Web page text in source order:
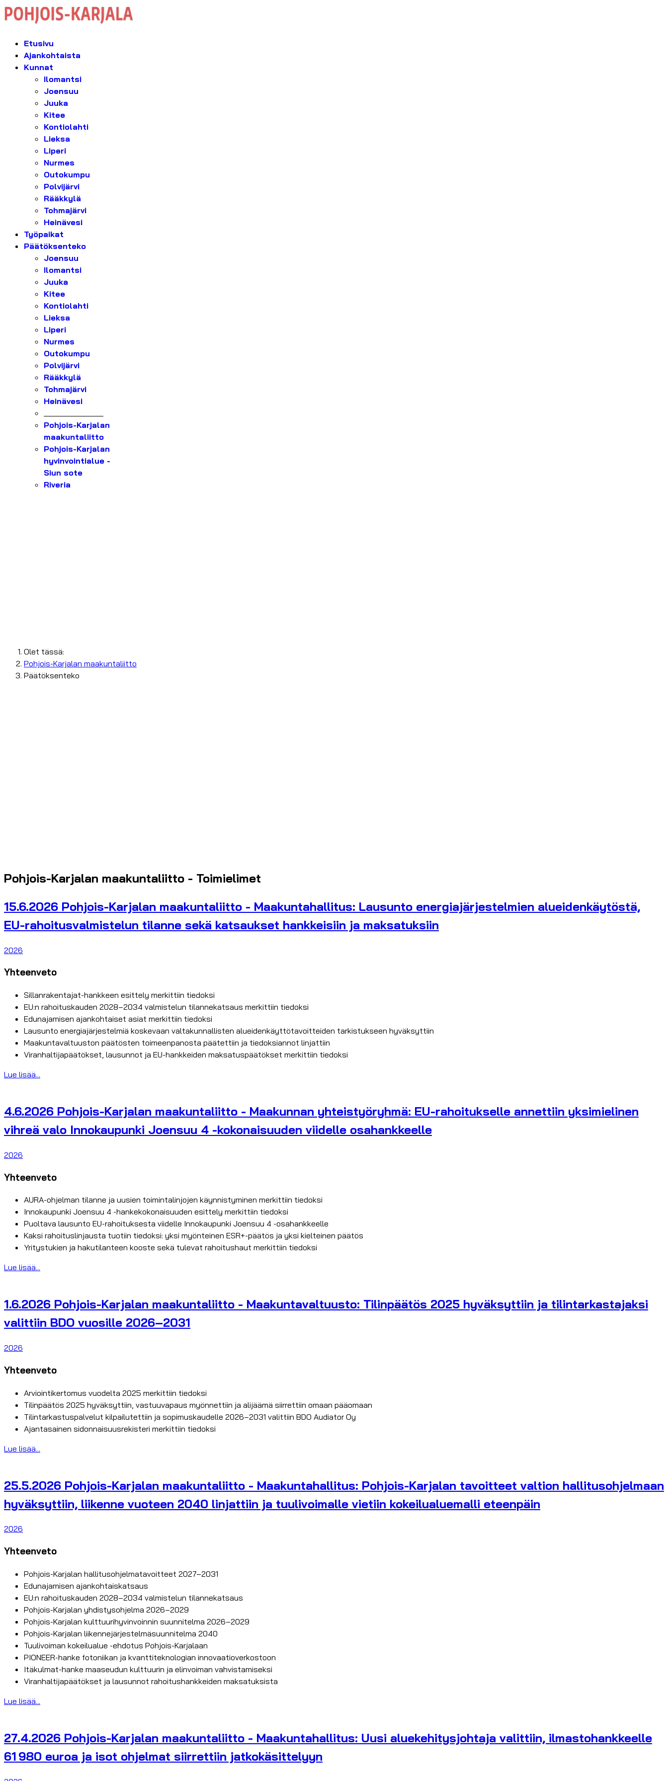
Etusivu
Ajankohtaista
Kunnat
Ilomantsi
Joensuu
Juuka
Kitee
Kontiolahti
Lieksa
Liperi
Nurmes
Outokumpu
Polvijärvi
Rääkkylä
Tohmajärvi
Heinävesi
Työpaikat
Päätöksenteko
Joensuu
Ilomantsi
Juuka
Kitee
Kontiolahti
Lieksa
Liperi
Nurmes
Outokumpu
Polvijärvi
Rääkkylä
Tohmajärvi
Heinävesi
Pohjois-Karjalan
maakuntaliitto
Pohjois-Karjalan
hyvinvointialue -
Siun sote
Riveria
Olet tässä:
Pohjois-Karjalan maakuntaliitto
Päätöksenteko
Pohjois-Karjalan maakuntaliitto - Toimielimet
15.6.2026 Pohjois-Karjalan maakuntaliitto - Maakuntahallitus: Lausunto energiajärjestelmien alueidenkäytöstä,
EU-rahoitusvalmistelun tilanne sekä katsaukset hankkeisiin ja maksatuksiin
2026
Yhteenveto
Sillanrakentajat-hankkeen esittely merkittiin tiedoksi
EU:n rahoituskauden 2028–2034 valmistelun tilannekatsaus merkittiin tiedoksi
Edunajamisen ajankohtaiset asiat merkittiin tiedoksi
Lausunto energiajärjestelmiä koskevaan valtakunnallisten alueidenkäyttötavoitteiden tarkistukseen hyväksyttiin
Maakuntavaltuuston päätösten toimeenpanosta päätettiin ja tiedoksiannot linjattiin
Viranhaltijapäätökset, lausunnot ja EU-hankkeiden maksatuspäätökset merkittiin tiedoksi
Lue lisää...
4.6.2026 Pohjois-Karjalan maakuntaliitto - Maakunnan yhteistyöryhmä: EU-rahoitukselle annettiin yksimielinen
vihreä valo Innokaupunki Joensuu 4 -kokonaisuuden viidelle osahankkeelle
2026
Yhteenveto
AURA-ohjelman tilanne ja uusien toimintalinjojen käynnistyminen merkittiin tiedoksi
Innokaupunki Joensuu 4 -hankekokonaisuuden esittely merkittiin tiedoksi
Puoltava lausunto EU-rahoituksesta viidelle Innokaupunki Joensuu 4 -osahankkeelle
Kaksi rahoituslinjausta tuotiin tiedoksi: yksi myönteinen ESR+-päätös ja yksi kielteinen päätös
Yritystukien ja hakutilanteen kooste sekä tulevat rahoitushaut merkittiin tiedoksi
Lue lisää...
1.6.2026 Pohjois-Karjalan maakuntaliitto - Maakuntavaltuusto: Tilinpäätös 2025 hyväksyttiin ja tilintarkastajaksi
valittiin BDO vuosille 2026–2031
2026
Yhteenveto
Arviointikertomus vuodelta 2025 merkittiin tiedoksi
Tilinpäätös 2025 hyväksyttiin, vastuuvapaus myönnettiin ja alijäämä siirrettiin omaan pääomaan
Tilintarkastuspalvelut kilpailutettiin ja sopimuskaudelle 2026–2031 valittiin BDO Audiator Oy
Ajantasainen sidonnaisuusrekisteri merkittiin tiedoksi
Lue lisää...
25.5.2026 Pohjois-Karjalan maakuntaliitto - Maakuntahallitus: Pohjois-Karjalan tavoitteet valtion hallitusohjelmaan
hyväksyttiin, liikenne vuoteen 2040 linjattiin ja tuulivoimalle vietiin kokeilualuemalli eteenpäin
2026
Yhteenveto
Pohjois-Karjalan hallitusohjelmatavoitteet 2027–2031
Edunajamisen ajankohtaiskatsaus
EU:n rahoituskauden 2028–2034 valmistelun tilannekatsaus
Pohjois-Karjalan yhdistysohjelma 2026–2029
Pohjois-Karjalan kulttuurihyvinvoinnin suunnitelma 2026–2029
Pohjois-Karjalan liikennejärjestelmäsuunnitelma 2040
Tuulivoiman kokeilualue -ehdotus Pohjois-Karjalaan
PIONEER-hanke fotoniikan ja kvanttiteknologian innovaatioverkostoon
Itäkulmat-hanke maaseudun kulttuurin ja elinvoiman vahvistamiseksi
Viranhaltijapäätökset ja lausunnot rahoitushankkeiden maksatuksista
Lue lisää...
27.4.2026 Pohjois-Karjalan maakuntaliitto - Maakuntahallitus: Uusi aluekehitysjohtaja valittiin, ilmastohankkeelle
61 980 euroa ja isot ohjelmat siirrettiin jatkokäsittelyyn